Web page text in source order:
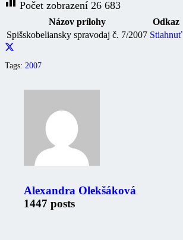
Počet zobrazení 26 683
Názov prílohy
Odkaz
Spišskobeliansky spravodaj č. 7/2007 Stiahnuť
Tags: 2007
Alexandra Olekšáková
1447 posts